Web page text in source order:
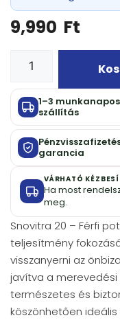
9,990 Ft
1–3 munkanapos
szállítás
garancia
VÁRHATÓ
Ha most
meg.
Snovitra 20 – Férfi
teljesítmény
visszanyerni az
javítva a merevedési
természetes és
köszönhetően